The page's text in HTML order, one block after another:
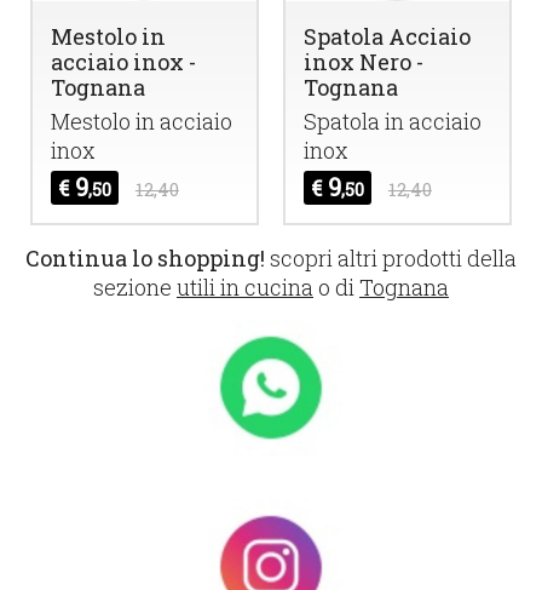
Mestolo in
acciaio inox -
Tognana
Mestolo in acciaio
inox
€ 9,50 12,40
Spatola Acciaio
inox Nero -
Tognana
Spatola in acciaio
inox
€ 9,50 12,40
Continua lo shopping! scopri altri prodotti della
sezione utili in cucina o diTognana